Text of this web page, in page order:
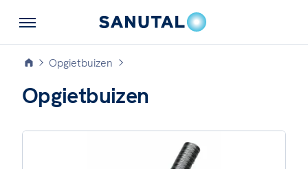
Opgietbuizen
Opgietbuizen